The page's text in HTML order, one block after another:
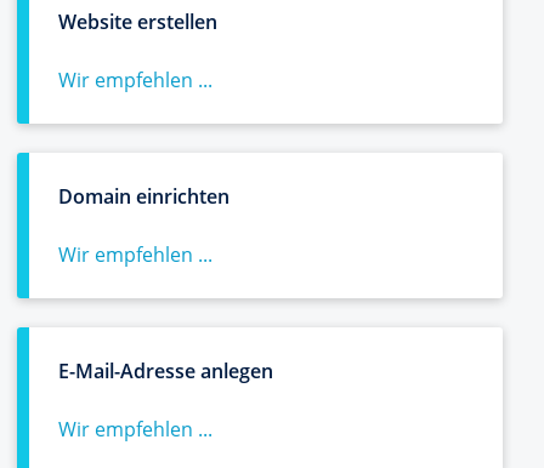
Website erstellen
Wir empfehlen ...
Domain einrichten
Wir empfehlen ...
E-Mail-Adresse anlegen
Wir empfehlen ...